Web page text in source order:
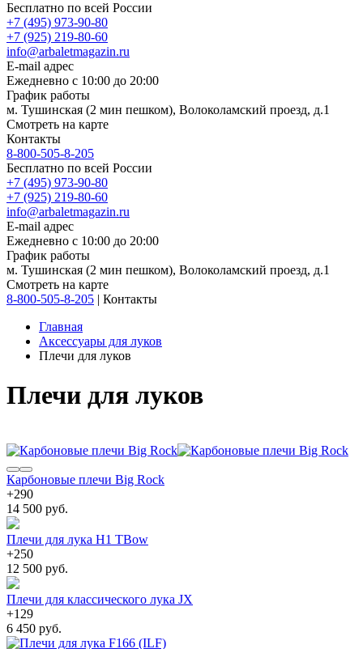
Бесплатно по всей России
+7 (495) 973-90-80
+7 (925) 219-80-60
info@arbaletmagazin.ru
E-mail адрес
Ежедневно с 10:00 до 20:00
График работы
м. Тушинская (2 мин пешком), Волоколамский проезд, д.1
Смотреть на карте
Контакты
8-800-505-8-205
Бесплатно по всей России
+7 (495) 973-90-80
+7 (925) 219-80-60
info@arbaletmagazin.ru
E-mail адрес
Ежедневно с 10:00 до 20:00
График работы
м. Тушинская (2 мин пешком), Волоколамский проезд, д.1
Смотреть на карте
8-800-505-8-205 | Контакты
Главная
Аксессуары для луков
Плечи для луков
Плечи для луков
Карбоновые плечи Big Rock
+290
14 500 руб.
Плечи для лука H1 TBow
+250
12 500 руб.
Плечи для классического лука JX
+129
6 450 руб.